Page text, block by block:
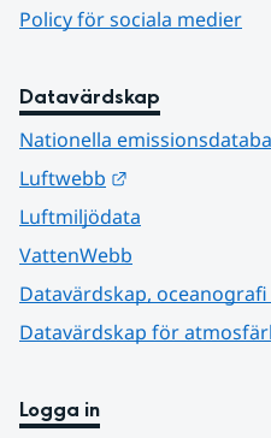
Policy för sociala medier
Datavärdskap
Nationella
Luftwebb
Luftmiljödata
VattenWebb
Datavärdskap,
Datavärdskap för
Logga in